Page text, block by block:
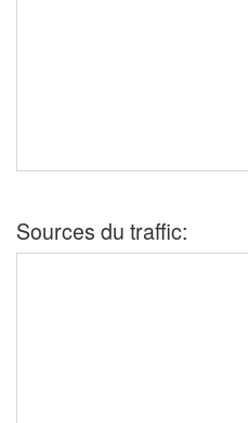
Sources du traffic: